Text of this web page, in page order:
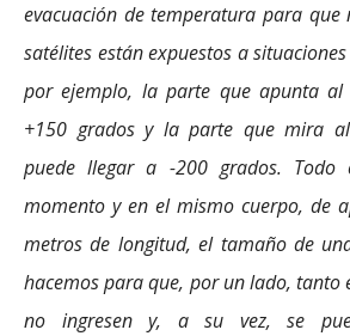
evacuación de temperatura para que
satélites están expuestos a
por ejemplo, la parte que apunta
+150 grados y la parte que mira
puede llegar a -200 grados.
momento y en el mismo cuerpo, de
metros de longitud, el tamaño de
hacemos para que, por un lado, tanto
no ingresen y, a su vez, se